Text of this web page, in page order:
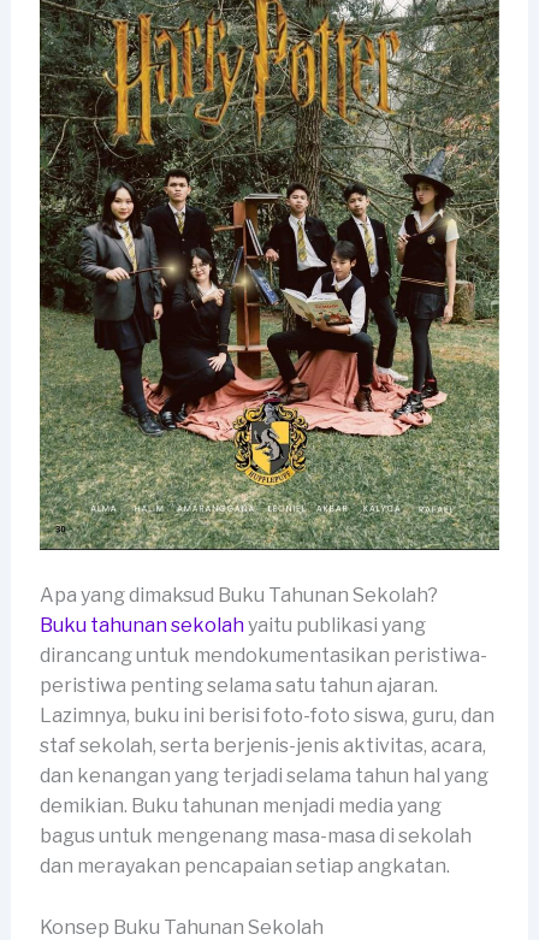
Apa yang dimaksud Buku Tahunan Sekolah?
Buku tahunan sekolahyaitu publikasi yang
dirancang untuk mendokumentasikan peristiwa-
peristiwa penting selama satu tahun ajaran.
Lazimnya, buku ini berisi foto-foto siswa, guru, dan
staf sekolah, serta berjenis-jenis aktivitas, acara,
dan kenangan yang terjadi selama tahun hal yang
demikian. Buku tahunan menjadi media yang
bagus untuk mengenang masa-masa di sekolah
dan merayakan pencapaian setiap angkatan.
Konsep Buku Tahunan Sekolah